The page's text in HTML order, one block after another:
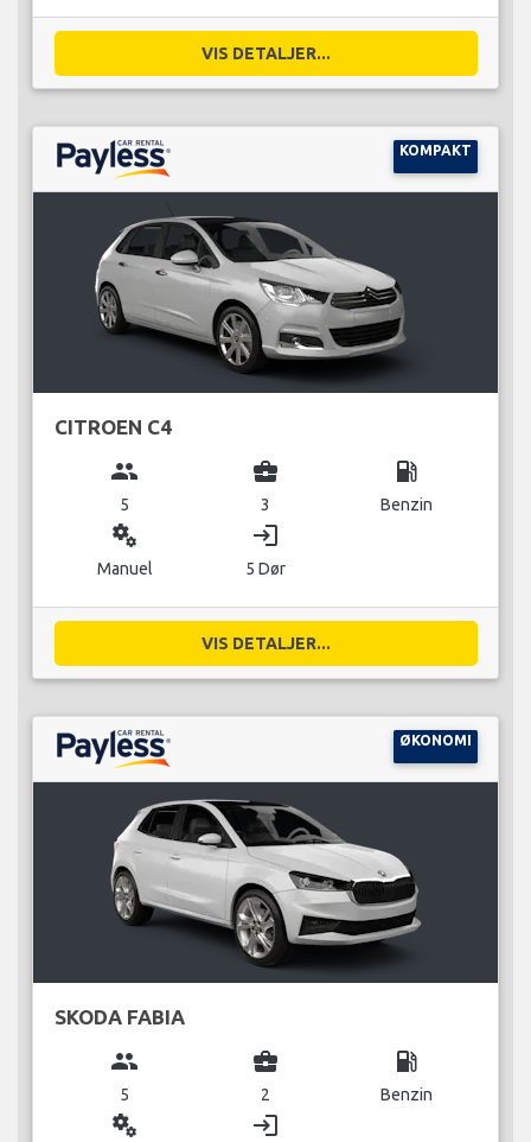
VIS DETALJER...
KOMPAKT
CITROEN C4
group
5
business_center
3
local_gas_station
Benzin
miscellaneous_services
Manuel
login
5 Dør
VIS DETALJER...
ØKONOMI
SKODA FABIA
group
5
business_center
2
local_gas_station
Benzin
miscellaneous_services login